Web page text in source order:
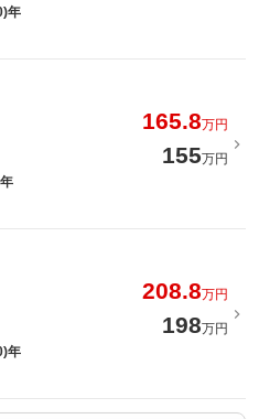
年
165.8万円
155万円
208.8万円
198万円
年